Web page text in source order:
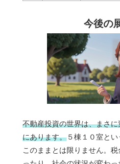
今後の
不動産投資の世界は、まさ
にあります。 ５棟１０室と
このままとは限りません。